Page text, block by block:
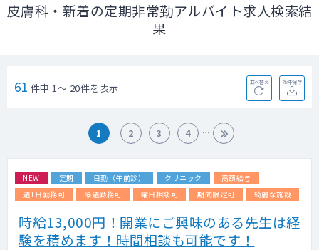
皮膚科・新着の定期非常勤アルバイト求人検索結
果
61 件中 1～ 20件を表示 並べ替え 条件保存
1 2 3 4
NEW 定期 日勤（午前診） クリニック
高額給与
週1日勤務可
隔週勤務可 曜日相談可 期間限定可 綺麗な施設
時給13,000円！開業にご興味のある先生は経
験を積めます！時間相談も可能です！